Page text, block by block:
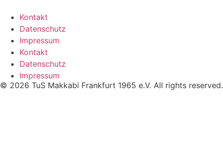
Kontakt
Datenschutz
Impressum
Kontakt
Datenschutz
Impressum
© 2026 TuS Makkabi Frankfurt 1965 e.V. All rights reserved.